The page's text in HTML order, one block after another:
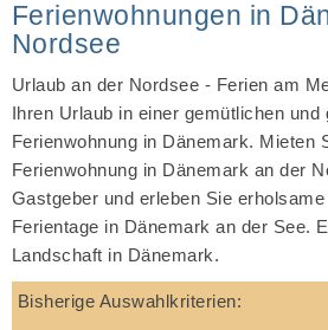
Ferienwohnungen in
Nordsee
Urlaub an der Nordsee - Ferien am
Ihren Urlaub in einer gemütlichen und
Ferienwohnung in Dänemark. Mieten
Ferienwohnung in Dänemark an der
Gastgeber und erleben Sie
Ferientage in Dänemark an der See.
Landschaft in Dänemark.
Bisherige Auswahlkriterien: